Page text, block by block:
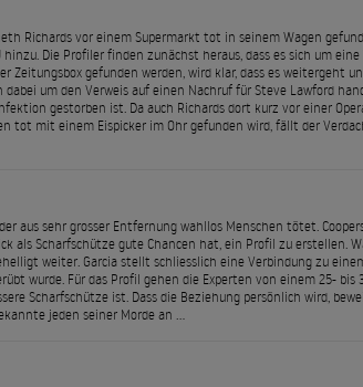
Richards vor einem Supermarkt tot in seinem Wagen
Die Profiler finden zunächst heraus, dass es sich um
Zeitungsbox gefunden werden, wird klar, dass es weitergeht
um den Verweis auf einen Nachruf für Steve Lawford
gestorben ist. Da auch Richards dort kurz vor einer
tot mit einem Eispicker im Ohr gefunden wird, fällt der
aus sehr grosser Entfernung wahllos Menschen tötet.
als Scharfschütze gute Chancen hat, ein Profil zu erstellen.
weiter. Garcia stellt schliesslich eine Verbindung zu
wurde. Für das Profil gehen die Experten von einem 25- bis
Scharfschütze ist. Dass die Beziehung persönlich wird,
jeden seiner Morde an …